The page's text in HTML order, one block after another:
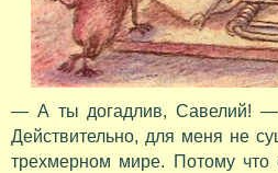
— А ты догадлив, Савелий!
Действительно, для меня не
трехмерном мире. Потому что